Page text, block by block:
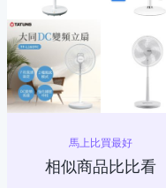
馬上比買最好
相似商品比比看